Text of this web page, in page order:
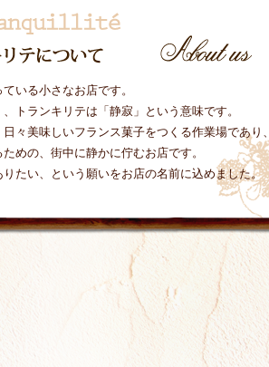
いる小さなお店です。
トランキリテは「静寂」という意味です。
々美味しいフランス菓子をつくる作業場であり、
めの、街中に静かに佇むお店です。
たい、という願いをお店の名前に込めました。